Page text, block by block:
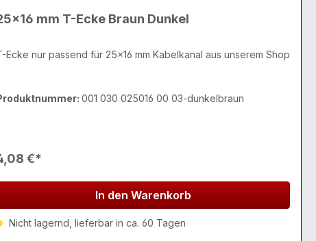
mm T-Ecke Braun Dunkel
Ecke nur passend für 25x16 mm Kabelkanal aus unserem Shop
001 030 025016 00 03-dunkelbraun
€*
In den Warenkorb
Nicht lagernd, lieferbar in ca. 60 Tagen